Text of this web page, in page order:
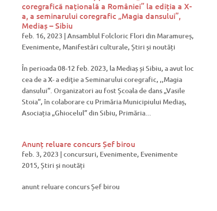
coregrafică națională a României” la ediția a X-
a, a seminarului coregrafic „Magia dansului”,
Mediaș – Sibiu
feb. 16, 2023 | Ansamblul Folcloric Flori din Maramureș,
Evenimente, Manifestări culturale, Știri și noutăți
În perioada 08-12 feb. 2023, la Mediaș și Sibiu, a avut loc
cea de a X- a ediţie a Seminarului coregrafic, ,,Magia
dansului”. Organizatori au fost Școala de dans „Vasile
Stoia”, în colaborare cu Primăria Municipiului Mediaș,
Asociația „Ghiocelul” din Sibiu, Primăria...
Anunț reluare concurs Șef birou
feb. 3, 2023 | concursuri, Evenimente, Evenimente
2015, Știri și noutăți
anunt reluare concurs Șef birou